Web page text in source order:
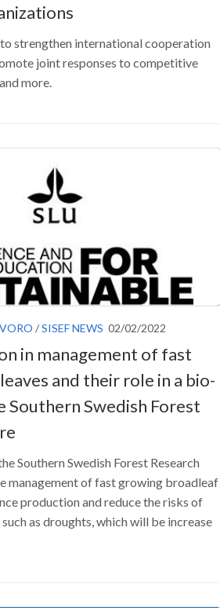
strengthen international cooperation
joint responses to competitive
more.
/SISEF NEWS 02/02/2022
in management of fast
and their role in a bio-
Southern Swedish Forest
Southern Swedish Forest Research
management of fast growing broadleaf
production and reduce the risks of
as droughts, which will be increase